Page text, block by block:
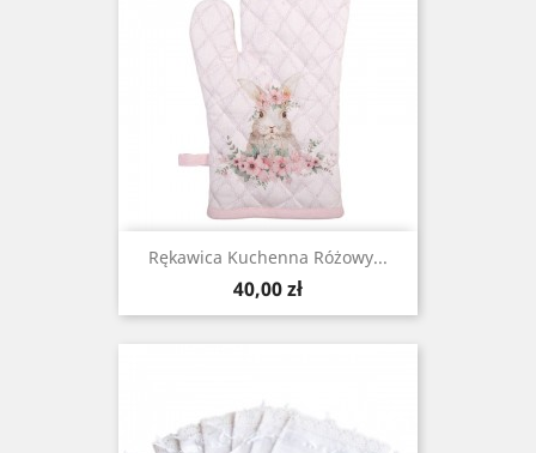
Rękawica Kuchenna Różowy...
Cena
40,00 zł